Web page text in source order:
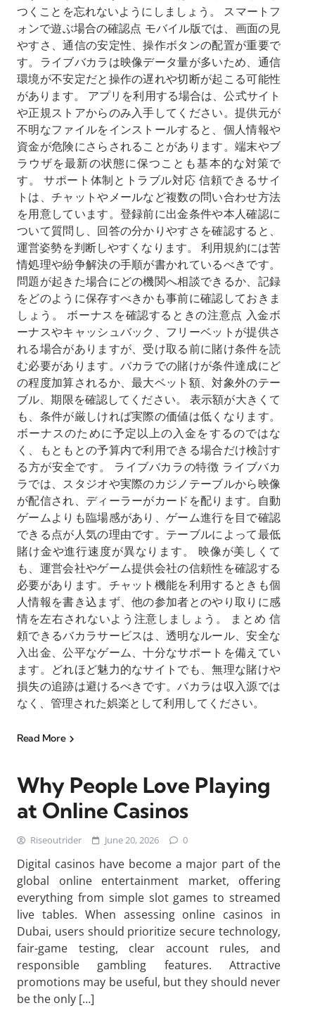
つくことを忘れないようにしましょう。 スマートフ
ォンで遊ぶ場合の確認点 モバイル版では、画面の見
やすさ、通信の安定性、操作ボタンの配置が重要で
す。ライブバカラは映像データ量が多いため、通信
環境が不安定だと操作の遅れや切断が起こる可能性
があります。 アプリを利用する場合は、公式サイト
や正規ストアからのみ入手してください。提供元が
不明なファイルをインストールすると、個人情報や
資金が危険にさらされることがあります。端末やブ
ラウザを最新の状態に保つことも基本的な対策で
す。 サポート体制とトラブル対応 信頼できるサイ
トは、チャットやメールなど複数の問い合わせ方法
を用意しています。登録前に出金条件や本人確認に
ついて質問し、回答の分かりやすさを確認すると、
運営姿勢を判断しやすくなります。 利用規約には苦
情処理や紛争解決の手順が書かれているべきです。
問題が起きた場合にどの機関へ相談できるか、記録
をどのように保存すべきかも事前に確認しておきま
しょう。 ボーナスを確認するときの注意点 入金ボ
ーナスやキャッシュバック、フリーベットが提供さ
れる場合がありますが、受け取る前に賭け条件を読
む必要があります。バカラでの賭けが条件達成にど
の程度加算されるか、最大ベット額、対象外のテー
ブル、期限を確認してください。 表示額が大きくて
も、条件が厳しければ実際の価値は低くなります。
ボーナスのために予定以上の入金をするのではな
く、もともとの予算内で利用できる場合だけ検討す
る方が安全です。 ライブバカラの特徴 ライブバカ
ラでは、スタジオや実際のカジノテーブルから映像
が配信され、ディーラーがカードを配ります。自動
ゲームよりも臨場感があり、ゲーム進行を目で確認
できる点が人気の理由です。テーブルによって最低
賭け金や進行速度が異なります。 映像が美しくて
も、運営会社やゲーム提供会社の信頼性を確認する
必要があります。チャット機能を利用するときも個
人情報を書き込まず、他の参加者とのやり取りに感
情を左右されないよう注意しましょう。 まとめ 信
頼できるバカラサービスは、透明なルール、安全な
入出金、公平なゲーム、十分なサポートを備えてい
ます。どれほど魅力的なサイトでも、無理な賭けや
損失の追跡は避けるべきです。バカラは収入源では
なく、管理された娯楽として利用してください。
Read More
Why People Love Playing
at Online Casinos
Riseoutrider June 20, 2026 0
Digital casinos have become a major part of the
global online entertainment market, offering
everything from simple slot games to streamed
live tables. When assessing online casinos in
Dubai, users should prioritize secure technology,
fair-game testing, clear account rules, and
responsible gambling features. Attractive
promotions may be useful, but they should never
be the only […]